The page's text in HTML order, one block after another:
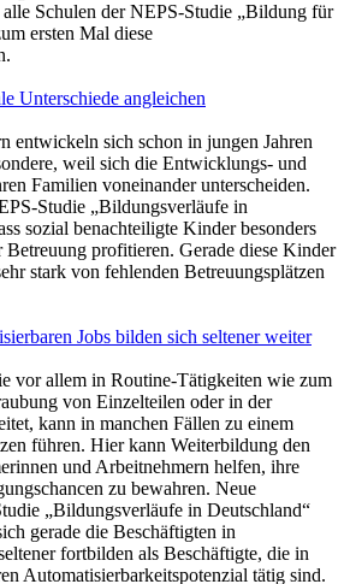
alle Schulen der NEPS-Studie „Bildung für
ersten Mal diese
Unterschiede angleichen
entwickeln sich schon in jungen Jahren
weil sich die Entwicklungs- und
Familien voneinander unterscheiden.
Studie „Bildungsverläufe in
sozial benachteiligte Kinder besonders
profitieren. Gerade diese Kinder
stark von fehlenden Betreuungsplätzen
Jobs bilden sich seltener weiter
vor allem in Routine-Tätigkeiten wie zum
von Einzelteilen oder in der
kann in manchen Fällen zu einem
führen. Hier kann Weiterbildung den
und Arbeitnehmern helfen, ihre
zu bewahren. Neue
„Bildungsverläufe in Deutschland“
gerade die Beschäftigten in
fortbilden als Beschäftigte, die in
Automatisierbarkeitspotenzial tätig sind.